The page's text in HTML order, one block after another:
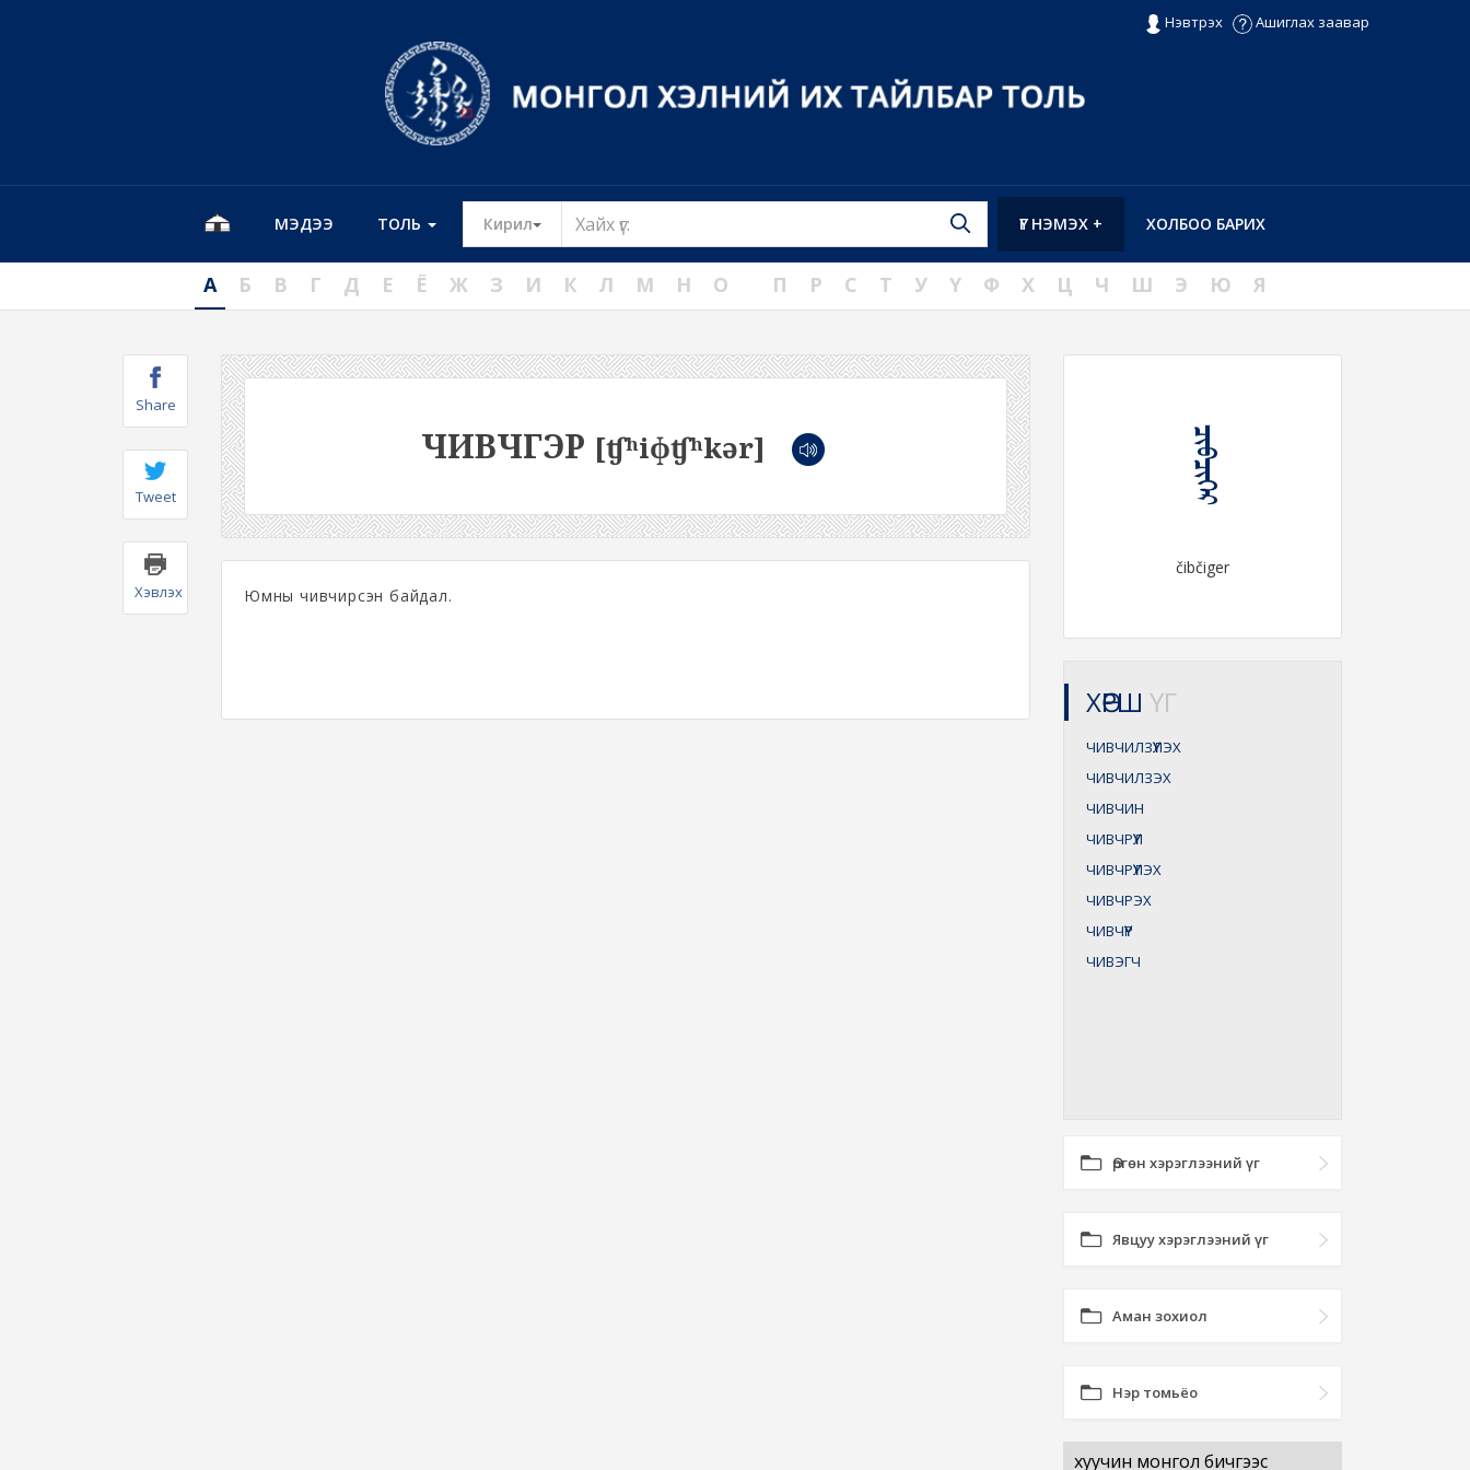
Нэвтрэх Ашиглах заавар
МЭДЭЭ ТОЛЬ Кирил Toggle Dropdown ХОЛБОО БАРИХ
ҮГ НЭМЭХ +
А Б В Г Д Е Ё Ж З И К Л М Н О П Р С Т У Ү Ф Х Ц Ч Ш Э Ю Я
Share
Tweet
Хэвлэх
ЧИВЧГЭР [ʧʰiɸʧʰkər]
Юмны чивчирсэн байдал.
ᠴᠢᠪᠴᠢᠭᠡᠷ
čibčiger
ХӨРШ ҮГ
ЧИВЧИЛЗҮҮЛЭХ
ЧИВЧИЛЗЭХ
ЧИВЧИН
ЧИВЧРҮҮЛ
ЧИВЧРҮҮЛЭХ
ЧИВЧРЭХ
ЧИВЧҮҮР
ЧИВЭГЧ
Өргөн хэрэглээний үг
Явцуу хэрэглээний үг
Аман зохиол
Нэр томьёо
хуучин монгол бичгээс